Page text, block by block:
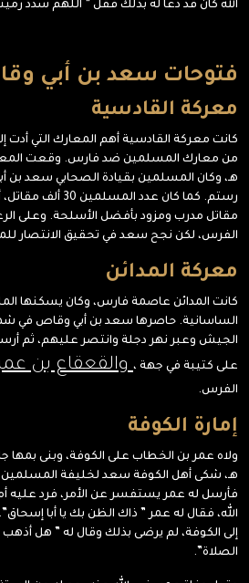
الله كان قد دعا له بذلك فقل ” اللهم سدد
فتوحات سعد بن أبي
معركة القادسية
كانت معركة القادسية أهم المعارك التي أدت
هـ، وكان المسلمين بقيادة الصحابي سعد بن
مقاتل مدرب ومزود بأفضل الأسلحة. وعلى
الفرس، لكن نجح سعد في تحقيق الانتصار
معركة المدائن
كانت المدائن عاصمة فارس، وكان يسكنها
الجيش وعبر نهر دجلة وانتصر عليهم، ثم
على كتيبة في جهة ،والقعقاع بن
الفرس.
إمارة الكوفة
هـ، شكى أهل الكوفة سعد لخليفة المسلمين
فأرسل له عمر يستفسر عن الأمر، فرد عليه
الله، فقال له عمر ” ذاك الظن بك يا أبا
إلى الكوفة، لم يرضى بذلك وقال له ” هل
الصلاة”.